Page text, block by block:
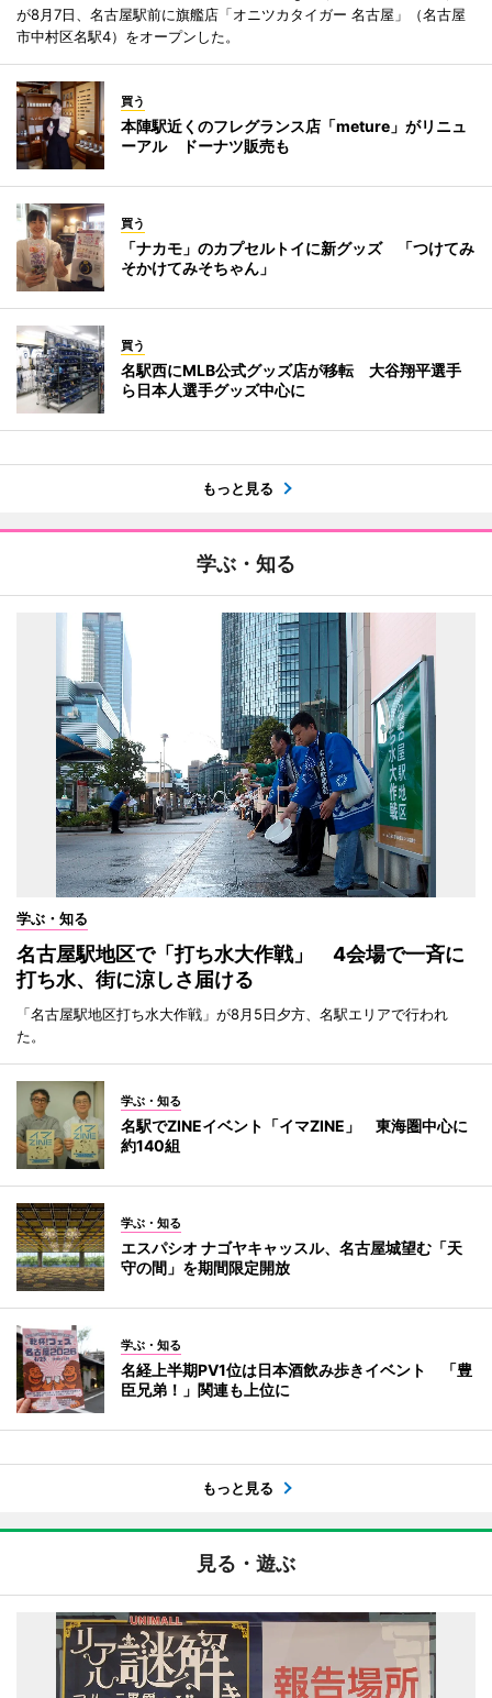
が8月7日、名古屋駅前に旗艦店「オニツカタイガー 名古屋」（名古屋
市中村区名駅4）をオープンした。
買う
本陣駅近くのフレグランス店「meture」がリニュ
ーアル ドーナツ販売も
買う
「ナカモ」のカプセルトイに新グッズ 「つけてみ
そかけてみそちゃん」
買う
名駅西にMLB公式グッズ店が移転 大谷翔平選手
ら日本人選手グッズ中心に
もっと見る
学ぶ・知る
学ぶ・知る
名古屋駅地区で「打ち水大作戦」 4会場で一斉に
打ち水、街に涼しさ届ける
「名古屋駅地区打ち水大作戦」が8月5日夕方、名駅エリアで行われ
た。
学ぶ・知る
名駅でZINEイベント「イマZINE」 東海圏中心に
約140組
学ぶ・知る
エスパシオ ナゴヤキャッスル、名古屋城望む「天
守の間」を期間限定開放
学ぶ・知る
名経上半期PV1位は日本酒飲み歩きイベント 「豊
臣兄弟！」関連も上位に
もっと見る
見る・遊ぶ